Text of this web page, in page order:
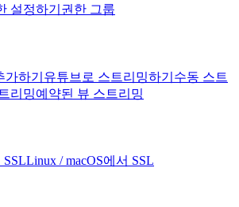
설정하기 권한 그룹
가하기 유튜브로 스트리밍하기 수동 스트
리밍예약된 뷰 스트리밍
SSLLinux / macOS에서 SSL